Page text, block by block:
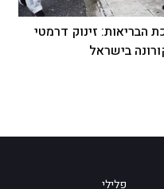
הבריאות: זינוק דרמטי
בישראל
פלילי